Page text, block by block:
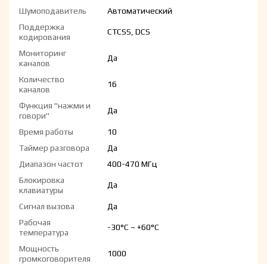
Шумоподавитель
Автоматический
Поддержка
кодирования
CTCSS, DCS
Мониторинг
каналов
Да
Количество
каналов
16
Функция "нажми и
говори"
Да
Время работы
10
Таймер разговора
Да
Диапазон частот
400-470 МГц
Блокировка
клавиатуры
Да
Сигнал вызова
Да
Рабочая
температура
-30°С ~ +60°С
Мощность
громкоговорителя
1000